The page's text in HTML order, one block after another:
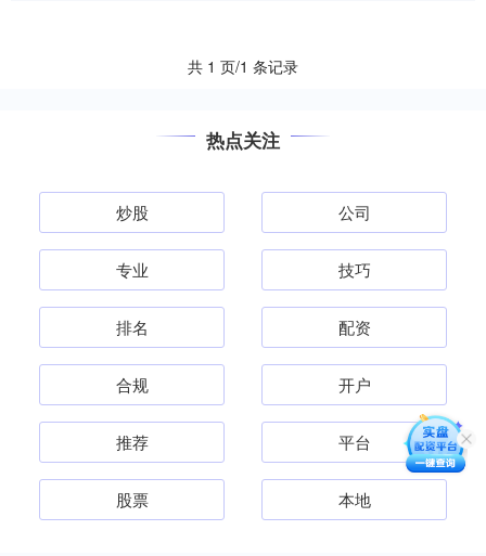
共 1 页/1 条记录
热点关注
炒股 公司
专业 技巧
排名 配资
合规 开户
推荐 平台
股票 本地